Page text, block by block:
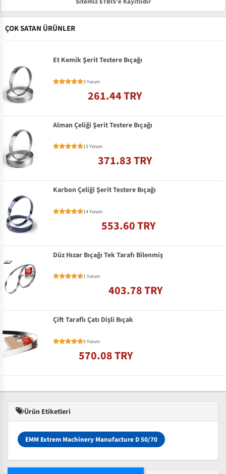
ÇOK SATAN ÜRÜNLER
Et Kemik Şerit Testere Bıçağı
3 Yorum
261.44 TRY
Alman Çeliği Şerit Testere Bıçağı
13 Yorum
371.83 TRY
Karbon Çeliği Şerit Testere Bıçağı
14 Yorum
553.60 TRY
Düz Hızar Bıçağı Tek Tarafı Bilenmiş
1 Yorum
403.78 TRY
Çift Taraflı Çatı Dişli Bıçak
0 Yorum
570.08 TRY
Ürün Etiketleri
EMM Extrem Machinery Manufacture D 50/70